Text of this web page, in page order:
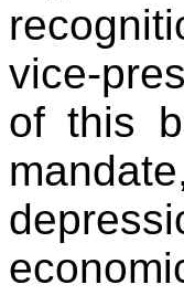
vice-
of this